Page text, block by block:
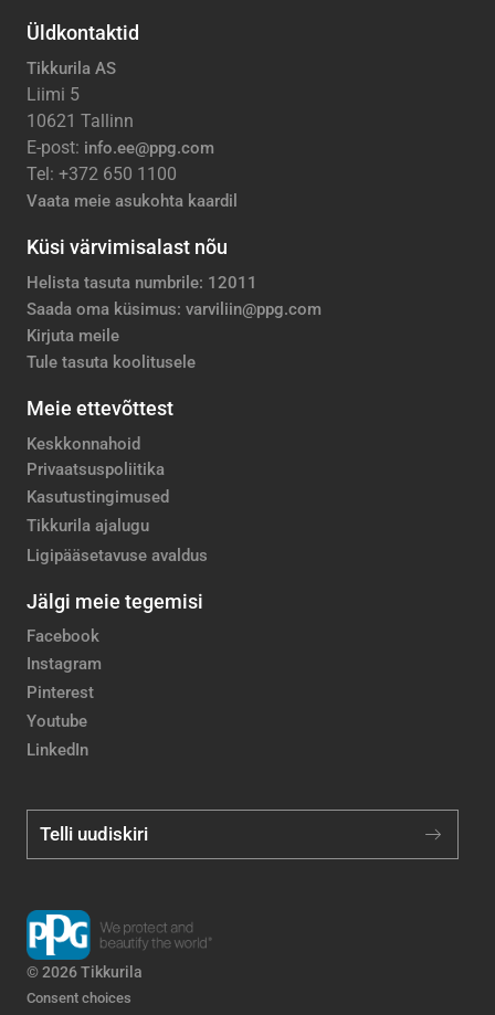
Üldkontaktid
Tikkurila AS
Liimi 5
10621 Tallinn
E-post: info.ee@ppg.com
Tel: +372 650 1100
Vaata meie asukohta kaardil
Küsi värvimisalast nõu
Helista tasuta numbrile: 12011
Saada oma küsimus: varviliin@ppg.com
Kirjuta meile
Tule tasuta koolitusele
Meie ettevõttest
Keskkonnahoid
Privaatsuspoliitika
Kasutustingimused
Tikkurila ajalugu
Ligipääsetavuse avaldus
Jälgi meie tegemisi
Facebook
Instagram
Pinterest
Youtube
LinkedIn
Telli uudiskiri
© 2026 Tikkurila
Consent choices